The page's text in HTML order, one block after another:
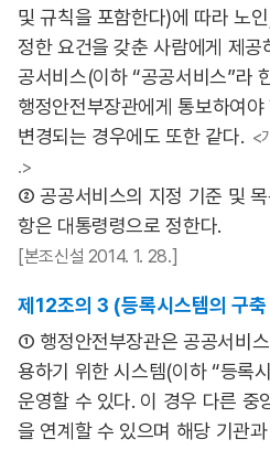
및 규칙을 포함한다)에 따라 노
정한 요건을 갖춘 사람에게 제
공서비스(이하 “공공서비스”라
행정안전부장관에게 통보하여야
변경되는 경우에도 또한 같다. <
.>
② 공공서비스의 지정 기준 및
항은 대통령령으로 정한다.
[본조신설 2014. 1. 28.]
제12조의 3 (등록시스템의 구
① 행정안전부장관은 공공서비
용하기 위한 시스템(이하 “등록
운영할 수 있다. 이 경우 다른 중
을 연계할 수 있으며 해당 기관